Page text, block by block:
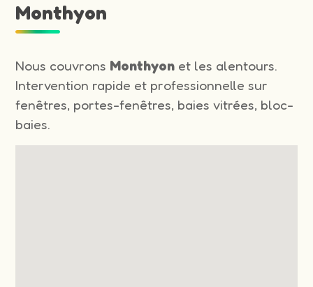
Monthyon
Nous couvrons Monthyon et les alentours.
Intervention rapide et professionnelle sur
fenêtres, portes-fenêtres, baies vitrées, bloc-
baies.